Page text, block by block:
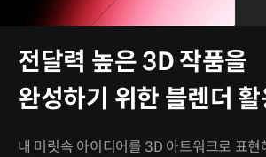
전달력 높은 3D 작품을
완성하기 위한 블렌더
내 머릿속 아이디어를 3D 아트워크로 표현